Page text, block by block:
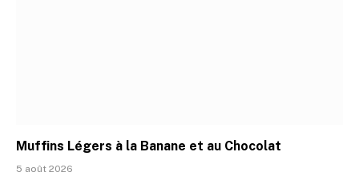
Muffins Légers à la Banane et au Chocolat
5 août 2026